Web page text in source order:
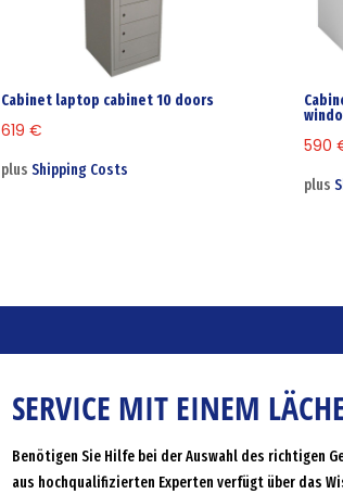
Cabinet laptop cabinet 10 doors
619€
plusShipping Costs
590
plus
SERVICE MIT EINEM
Benötigen Sie Hilfe bei der Auswahl des richtigen
aus hochqualifizierten Experten verfügt über das